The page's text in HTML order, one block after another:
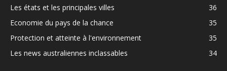
Les états et les principales villes
36
Economie du pays de la chance
35
Protection et atteinte à l'environnement
35
Les news australiennes inclassables
34